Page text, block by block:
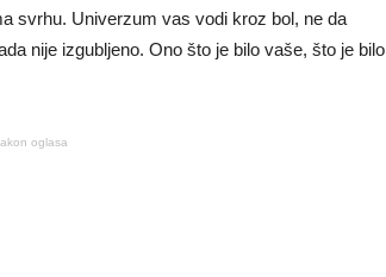
svrhu. Univerzum vas vodi kroz bol, ne da
nije izgubljeno. Ono što je bilo vaše, što je bilo
oglasa